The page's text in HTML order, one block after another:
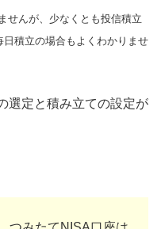
せんが、少なくとも投信積立
積立の場合もよくわかりませ
選定と積み立ての設定が